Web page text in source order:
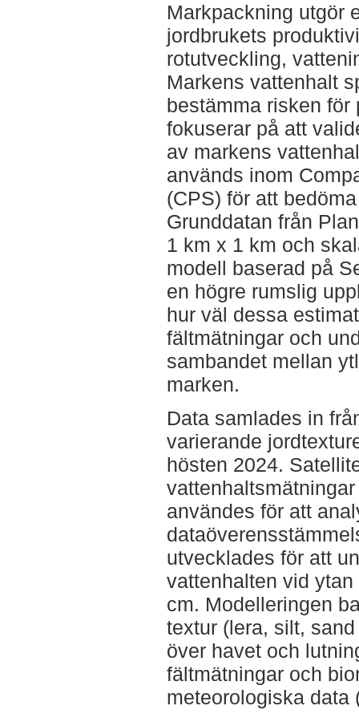
Markpackning utgör
jordbrukets
rotutveckling,
Markens vattenhalt
bestämma risken
fokuserar på att
av markens
används inom
(CPS) för att
Grunddatan från
1 km x 1 km och
modell baserad på
en högre rumslig
hur väl dessa
fältmätningar och
sambandet mellan
marken.
Data samlades in
varierande
hösten 2024.
användes för att
utvecklades för att
vattenhalten vid
cm. Modelleringen
textur (lera, silt,
över havet och
fältmätningar och
meteorologiska data